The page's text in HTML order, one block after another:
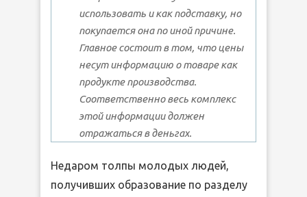
использовать и как подставку, но
покупается она по иной причине.
Главное состоит в том, что цены
несут информацию о товаре как
продукте производства.
Соответственно весь комплекс
этой информации должен
отражаться в деньгах.
Недаром толпы молодых людей,
получивших образование по разделу